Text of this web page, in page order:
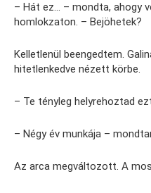
– Hát ez… – mondta, ahogy
homlokzaton. – Bejöhetek?
Kelletlenül beengedtem.
hitetlenkedve nézett körbe.
– Te tényleg helyrehoztad
– Négy év munkája –
Az arca megváltozott. A